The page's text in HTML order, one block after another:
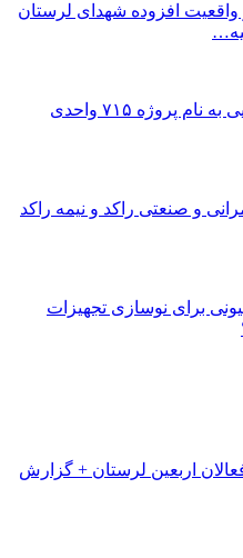
واقعیت افزوده شهدای لرستان
چشم انتظاری ملت در معمایی به نام پروژه ۷۱۵ واحدی
و صنعتی راکد و نیمه راکد
پرداخت وام 100 میلیونی برای نوسازی تجهیزات
اربعین لرستان + گزارش